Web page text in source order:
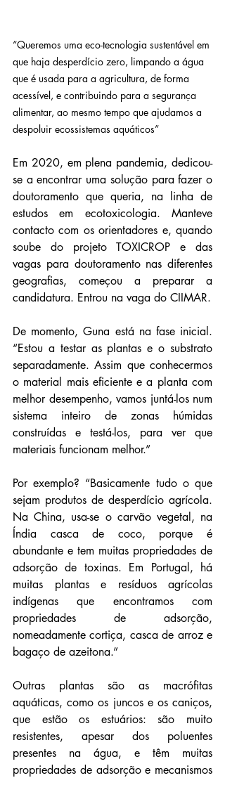
“Queremos uma eco-tecnologia sustentável em
que haja desperdício zero, limpando a água
que é usada para a agricultura, de forma
acessível, e contribuindo para a segurança
alimentar, ao mesmo tempo que ajudamos a
despoluir ecossistemas aquáticos”
Em 2020, em plena pandemia, dedicou-
se a encontrar uma solução para fazer o
doutoramento que queria, na linha de
estudos em ecotoxicologia. Manteve
contacto com os orientadores e, quando
soube do projeto TOXICROP e das
vagas para doutoramento nas diferentes
geografias, começou a preparar a
candidatura. Entrou na vaga do CIIMAR.
De momento, Guna está na fase inicial.
“Estou a testar as plantas e o substrato
separadamente. Assim que conhecermos
o material mais eficiente e a planta com
melhor desempenho, vamos juntá-los num
sistema inteiro de zonas húmidas
construídas e testá-los, para ver que
materiais funcionam melhor.”
Por exemplo? “Basicamente tudo o que
sejam produtos de desperdício agrícola.
Na China, usa-se o carvão vegetal, na
Índia casca de coco, porque é
abundante e tem muitas propriedades de
adsorção de toxinas. Em Portugal, há
muitas plantas e resíduos agrícolas
indígenas que encontramos com
propriedades de adsorção,
nomeadamente cortiça, casca de arroz e
bagaço de azeitona.”
Outras plantas são as macrófitas
aquáticas, como os juncos e os caniços,
que estão os estuários: são muito
resistentes, apesar dos poluentes
presentes na água, e têm muitas
propriedades de adsorção e mecanismos